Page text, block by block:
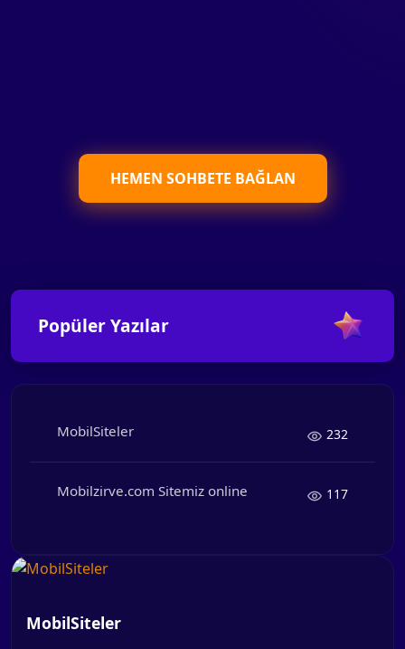
HEMEN SOHBETE BAĞLAN
Popüler Yazılar
MobilSiteler 232
Mobilzirve.com Sitemiz online 117
MobilSiteler